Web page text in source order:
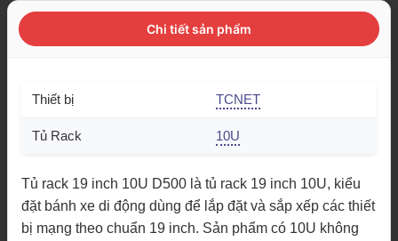
Chi tiết sản phẩm
Thiết bị TCNET
Tủ Rack 10U
Tủ rack 19 inch 10U D500 là tủ rack 19 inch 10U, kiểu
đặt bánh xe di động dùng để lắp đặt và sắp xếp các thiết
bị mạng theo chuẩn 19 inch. Sản phẩm có 10U không